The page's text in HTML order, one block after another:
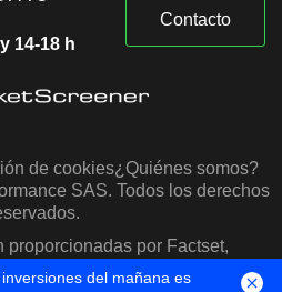
14-18 h
Contacto
de cookies¿Quiénes somos?
SAS. Todos los derechos
proporcionadas por Factset,
y S&P Capital IQ
del mañana es